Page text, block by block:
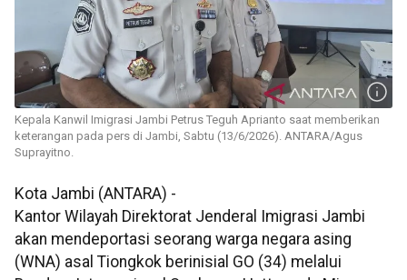
Kepala Kanwil Imigrasi Jambi Petrus Teguh Aprianto saat memberikan
keterangan pada pers di Jambi, Sabtu (13/6/2026). ANTARA/Agus
Suprayitno.
Kota Jambi (ANTARA) -
Kantor Wilayah Direktorat Jenderal Imigrasi Jambi
akan mendeportasi seorang warga negara asing
(WNA) asal Tiongkok berinisial GO (34) melalui